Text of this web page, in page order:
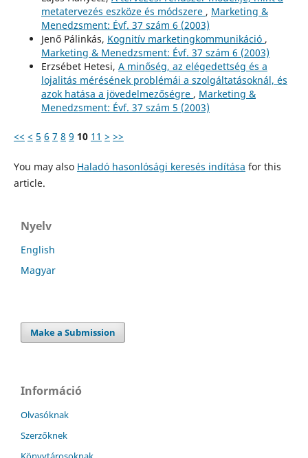
metatervezés eszköze és módszere , Marketing &
Menedzsment: Évf. 37 szám 6 (2003)
Jenő Pálinkás, Kognitív marketingkommunikáció ,
Marketing & Menedzsment: Évf. 37 szám 6 (2003)
Erzsébet Hetesi, A minőség, az elégedettség és a
lojalitás mérésének problémái a szolgáltatásoknál, és
azok hatása a jövedelmezőségre , Marketing &
Menedzsment: Évf. 37 szám 5 (2003)
<< < 5 6 7 8 9 10 11 > >>
You may also Haladó hasonlósági keresés indítása for this
article.
Nyelv
English
Magyar
Make a Submission
Információ
Olvasóknak
Szerzőknek